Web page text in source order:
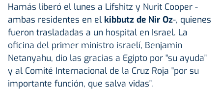
Hamás liberó el lunes a Lifshitz y Nurit Cooper -
ambas residentes en el kibbutz de Nir Oz-, quienes
fueron trasladadas a un hospital en Israel. La
oficina del primer ministro israelí, Benjamin
Netanyahu, dio las gracias a Egipto por "su ayuda"
y al Comité Internacional de la Cruz Roja "por su
importante función, que salva vidas".